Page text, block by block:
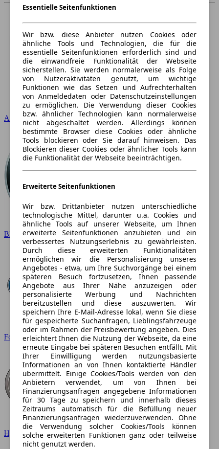
Audi
BMW
Ford
Hyundai
Essentielle Seitenfunktionen
Wir bzw. diese Anbieter nutzen Cookies oder
ähnliche Tools und Technologien, die für die
essentielle Seitenfunktionen erforderlich sind und
die einwandfreie Funktionalität der Webseite
sicherstellen. Sie werden normalerweise als Folge
von Nutzeraktivitäten genutzt, um wichtige
Funktionen wie das Setzen und Aufrechterhalten
von Anmeldedaten oder Datenschutzeinstellungen
zu ermöglichen. Die Verwendung dieser Cookies
bzw. ähnlicher Technologien kann normalerweise
nicht abgeschaltet werden. Allerdings können
bestimmte Browser diese Cookies oder ähnliche
Tools blockieren oder Sie darauf hinweisen. Das
Blockieren dieser Cookies oder ähnlicher Tools kann
die Funktionalität der Webseite beeinträchtigen.
Erweiterte Seitenfunktionen
Wir bzw. Drittanbieter nutzen unterschiedliche
technologische Mittel, darunter u.a. Cookies und
ähnliche Tools auf unserer Webseite, um Ihnen
erweiterte Seitenfunktionen anzubieten und ein
verbessertes Nutzungserlebnis zu gewährleisten.
Durch diese erweiterten Funktionalitäten
ermöglichen wir die Personalisierung unseres
Angebotes - etwa, um Ihre Suchvorgänge bei einem
späteren Besuch fortzusetzen, Ihnen passende
Angebote aus Ihrer Nähe anzuzeigen oder
personalisierte Werbung und Nachrichten
bereitzustellen und diese auszuwerten. Wir
speichern Ihre E-Mail-Adresse lokal, wenn Sie diese
für gespeicherte Suchanfragen, Lieblingsfahrzeuge
oder im Rahmen der Preisbewertung angeben. Dies
erleichtert Ihnen die Nutzung der Webseite, da eine
erneute Eingabe bei späteren Besuchen entfällt. Mit
Ihrer Einwilligung werden nutzungsbasierte
Informationen an von Ihnen kontaktierte Händler
übermittelt. Einige Cookies/Tools werden von den
Anbietern verwendet, um von Ihnen bei
Finanzierungsanfragen angegebene Informationen
für 30 Tage zu speichern und innerhalb dieses
Zeitraums automatisch für die Befüllung neuer
Finanzierungsanfragen wiederzuverwenden. Ohne
die Verwendung solcher Cookies/Tools können
solche erweiterten Funktionen ganz oder teilweise
nicht genutzt werden.